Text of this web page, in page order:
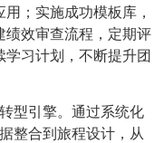
；实施成功模板库，
绩效审查流程，定期评
习计划，不断提升团
型引擎。通过系统化
整合到旅程设计，从